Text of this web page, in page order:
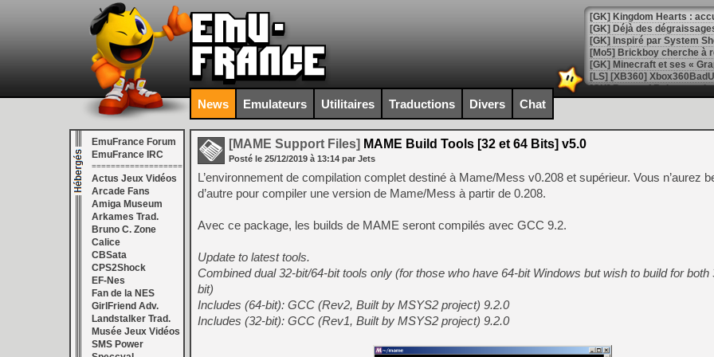
[GK] Déjà des
[Mo5] Brickboy cherche à
[GK] Minecraft et ses «
[GK] Beast of
[GK] Ubisoft : fin de partie
[GK] Mémoire cash -
[GK] Dan Houser (GTA)
[GK] Comment EA Sports
[GK] Crimson Moon : un
[GK] Isle of Reveries : le
[GK] Moonlighter 2 : The
[GK] Capcom relance
[Mo5] Deux inédits du
[GK] Le beat'em up The
[GK] Endless Legend 2 :
[LS] [PS5] Le WebKit
News Emulateurs Utilitaires Traductions Divers Chat
EmuFrance Forum
EmuFrance IRC
===================
Actus Jeux Vidéos
Arcade Fans
Amiga Museum
Arkames Trad.
Bruno C. Zone
Calice
CBSata
CPS2Shock
EF-Nes
Fan de la NES
GirlFriend Adv.
Landstalker Trad.
Musée Jeux Vidéos
SMS Power
[MAME Support Files] MAME Build Tools [32 et 64 Bits] v5.0
Posté le 25/12/2019 à 13:14 par Jets
L’environnement de compilation complet destiné à Mame/Mess v0.208 et supérieur. Vous n’aurez
d’autre pour compiler une version de Mame/Mess à partir de 0.208.
Avec ce package, les builds de MAME seront compilés avec GCC 9.2.
Update to latest tools.
Combined dual 32-bit/64-bit tools only (for those who have 64-bit Windows but wish to build for both
bit)
Includes (64-bit): GCC (Rev2, Built by MSYS2 project) 9.2.0
Includes (32-bit): GCC (Rev1, Built by MSYS2 project) 9.2.0